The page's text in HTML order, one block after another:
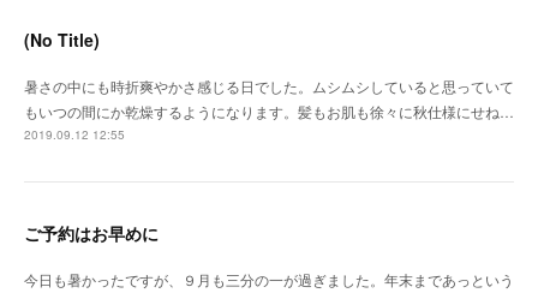
(No Title)
暑さの中にも時折爽やかさ感じる日でした。ムシムシしていると思っていて
もいつの間にか乾燥するようになります。髪もお肌も徐々に秋仕様にせね…
2019.09.12 12:55
ご予約はお早めに
今日も暑かったですが、９月も三分の一が過ぎました。年末まであっという